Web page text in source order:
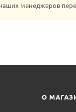
наших менеджеров
О